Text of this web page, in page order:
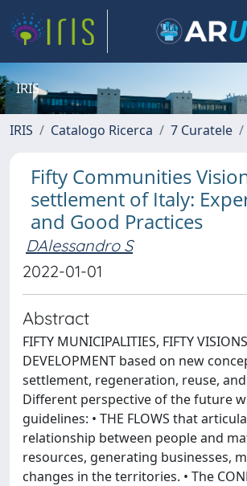
IRIS
IRIS Catalogo Ricerca 7 Curatele
Fifty Communities
settlement of Italy:
and Good Practices
DAlessandro S
2022-01-01
Abstract
FIFTY MUNICIPALITIES, FIFTY
DEVELOPMENT based on new
settlement, regeneration, reuse,
Different perspective of the future
guidelines: • THE FLOWS that
relationship between people and
resources, generating businesses,
changes in the territories. • The